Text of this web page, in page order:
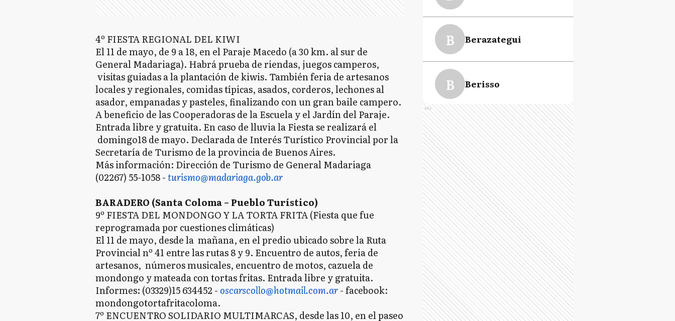
4º FIESTA REGIONAL DEL KIWI
El 11 de mayo, de 9 a 18, en el Paraje Macedo (a 30 km. al sur de
General Madariaga). Habrá prueba de riendas, juegos camperos,
visitas guiadas a la plantación de kiwis. También feria de artesanos
locales y regionales, comidas típicas, asados, corderos, lechones al
asador, empanadas y pasteles, finalizando con un gran baile campero.
A beneficio de las Cooperadoras de la Escuela y el Jardín del Paraje.
Entrada libre y gratuita. En caso de lluvia la Fiesta se realizará el
domingo18 de mayo. Declarada de Interés Turístico Provincial por la
Secretaría de Turismo de la provincia de Buenos Aires.
Más información: Dirección de Turismo de General Madariaga
(02267) 55-1058 -turismo@madariaga.gob.ar
BARADERO (Santa Coloma – Pueblo Turístico)
9º FIESTA DEL MONDONGO Y LA TORTA FRITA (Fiesta que fue
reprogramada por cuestiones climáticas)
El 11 de mayo, desde la mañana, en el predio ubicado sobre la Ruta
Provincial nº 41 entre las rutas 8 y 9. Encuentro de autos, feria de
artesanos, números musicales, encuentro de motos, cazuela de
mondongo y mateada con tortas fritas. Entrada libre y gratuita.
Informes: (03329)15 634452 -oscarscollo@hotmail.com.ar- facebook:
mondongotortafritacoloma.
7º ENCUENTRO SOLIDARIO MULTIMARCAS, desde las 10, en el paseo
B Berazategui
B Berisso
B Bolívar
C Cañuelas
CC Carlos Casares
CS Coronel Suarez
E Ensenada
Ads